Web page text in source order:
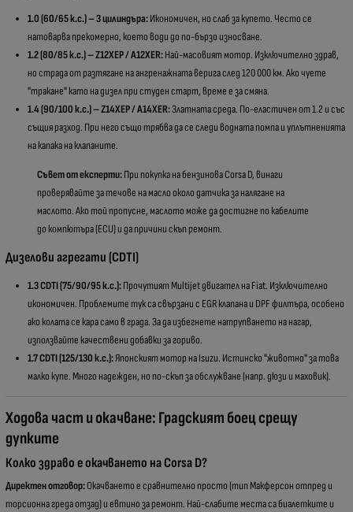
1.0 (60/65 к.с.) – 3 цилиндъра:Икономичен, но слаб за купето. Често се
натоварва прекомерно, което води до по-бързо износване.
1.2 (80/85 к.с.) – Z12XEP / A12XER:Най-масовият мотор. Изключително здрав,
но страда от разтягане на ангренажната верига след 120 000 км. Ако чуете
"тракане" като на дизел при студен старт, време е за смяна.
1.4 (90/100 к.с.) – Z14XEP / A14XER:Златната среда. По-еластичен от 1.2 и със
същия разход. При него също трябва да се следи водната помпа и уплътненията
на капака на клапаните.
Съвет от експерти:При покупка на бензинова Corsa D, винаги
проверявайте за течове на масло около датчика за налягане на
маслото. Ако той пропусне, маслото може да достигне по кабелите
до компютъра (ECU) и да причини скъп ремонт.
Дизелови агрегати (CDTI)
1.3 CDTI (75/90/95 к.с.):Прочутият Multijet двигател на Fiat. Изключително
икономичен. Проблемите тук са свързани с EGR клапана и DPF филтъра, особено
ако колата се кара само в града. За да избегнете натрупването на нагар,
използвайте качествени добавки за гориво.
1.7 CDTI (125/130 к.с.):Японският мотор на Isuzu. Истинско "животно" за това
малко купе. Много надежден, но по-скъп за обслужване (напр. дюзи и маховик).
Ходова част и окачване: Градският боец срещу
дупките
Колко здраво е окачването на Corsa D?
Директен отговор:Окачването е сравнително просто (тип Макферсон отпред и
торсионна греда отзад) и евтино за ремонт. Най-слабите места са биалетките и